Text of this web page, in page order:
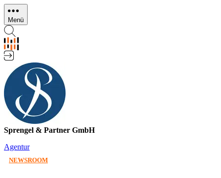
Direkt
zum
Inhalt
Menü
Sprengel & Partner GmbH
Agentur
NEWSROOM